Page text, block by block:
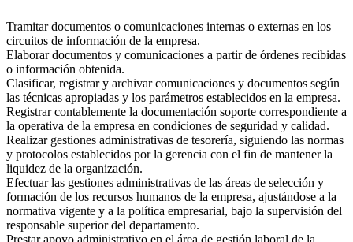
Tramitar documentos o comunicaciones internas o externas en los
circuitos de información de la empresa.
Elaborar documentos y comunicaciones a partir de órdenes recibidas
o información obtenida.
Clasificar, registrar y archivar comunicaciones y documentos según
las técnicas apropiadas y los parámetros establecidos en la empresa.
Registrar contablemente la documentación soporte correspondiente a
la operativa de la empresa en condiciones de seguridad y calidad.
Realizar gestiones administrativas de tesorería, siguiendo las normas
y protocolos establecidos por la gerencia con el fin de mantener la
liquidez de la organización.
Efectuar las gestiones administrativas de las áreas de selección y
formación de los recursos humanos de la empresa, ajustándose a la
normativa vigente y a la política empresarial, bajo la supervisión del
responsable superior del departamento.
Prestar apoyo administrativo en el área de gestión laboral de la